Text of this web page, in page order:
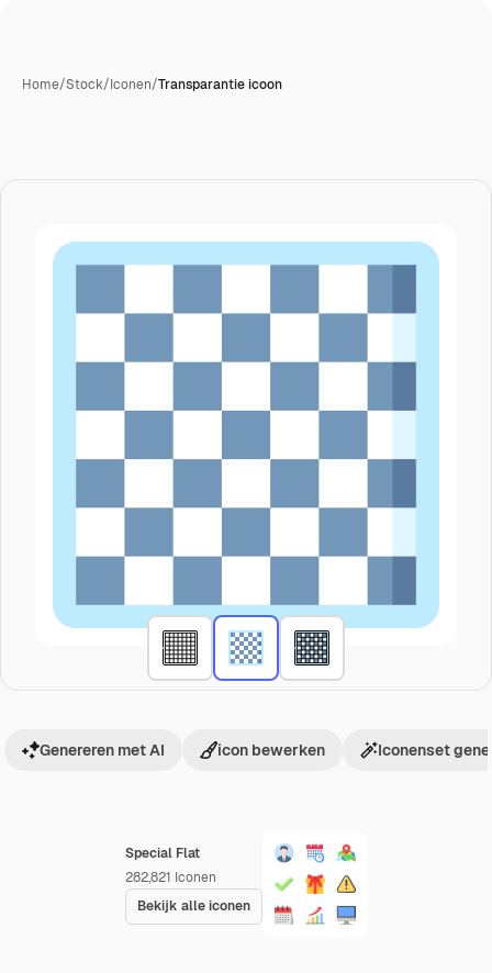
Home/Stock/Iconen/Transparantie icoon
Special Flat
282,821 Iconen
Bekijk alle iconen
Genereren met AI icon bewerken Iconenset